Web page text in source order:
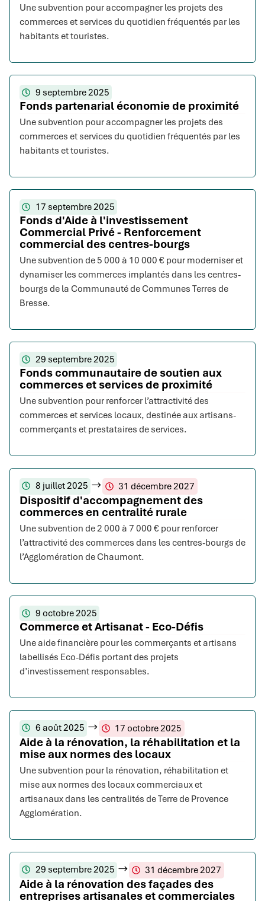
Une subvention pour accompagner les projets des
commerces et services du quotidien fréquentés par les
habitants et touristes.
9 septembre 2025
Fonds partenarial économie de proximité
Une subvention pour accompagner les projets des
commerces et services du quotidien fréquentés par les
habitants et touristes.
17 septembre 2025
Fonds d'Aide à l'investissement
Commercial Privé - Renforcement
commercial des centres-bourgs
Une subvention de 5 000 à 10 000 € pour moderniser et
dynamiser les commerces implantés dans les centres-
bourgs de la Communauté de Communes Terres de
Bresse.
29 septembre 2025
Fonds communautaire de soutien aux
commerces et services de proximité
Une subvention pour renforcer l’attractivité des
commerces et services locaux, destinée aux artisans-
commerçants et prestataires de services.
8 juillet 2025 31 décembre 2027
Dispositif d'accompagnement des
commerces en centralité rurale
Une subvention de 2 000 à 7 000 € pour renforcer
l’attractivité des commerces dans les centres-bourgs de
l’Agglomération de Chaumont.
9 octobre 2025
Commerce et Artisanat - Eco-Défis
Une aide financière pour les commerçants et artisans
labellisés Eco-Défis portant des projets
d’investissement responsables.
6 août 2025 17 octobre 2025
Aide à la rénovation, la réhabilitation et la
mise aux normes des locaux
Une subvention pour la rénovation, réhabilitation et
mise aux normes des locaux commerciaux et
artisanaux dans les centralités de Terre de Provence
Agglomération.
29 septembre 2025 31 décembre 2027
Aide à la rénovation des façades des
entreprises artisanales et commerciales